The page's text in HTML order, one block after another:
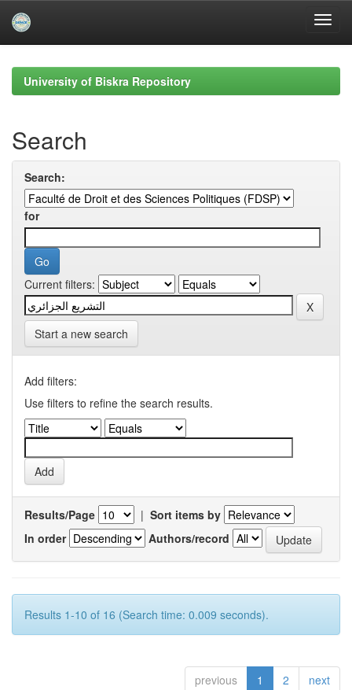
navigationUniversity of Biskra Repository
Search
Search:
for
Current filters:
Start a new search
Add filters:
Use filters to refine the search results.
Results/Page | Sort items by
In order
Authors/record
Results 1-10 of 16 (Search time: 0.009 seconds).
previous 1 2 next